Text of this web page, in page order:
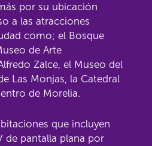
por su ubicación
a las atracciones
como; el Bosque
de Arte
Zalce, el Museo del
Las Monjas, la Catedral
de Morelia.
que incluyen
de pantalla plana por